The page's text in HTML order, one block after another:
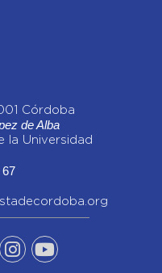
Córdoba
de Alba
la Universidad
67